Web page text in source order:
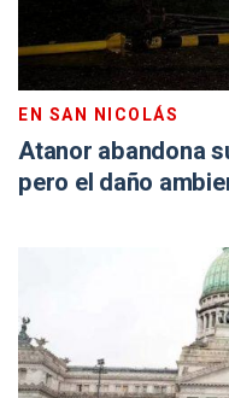
EN SAN NICOLÁS
Atanor abandona
pero el daño